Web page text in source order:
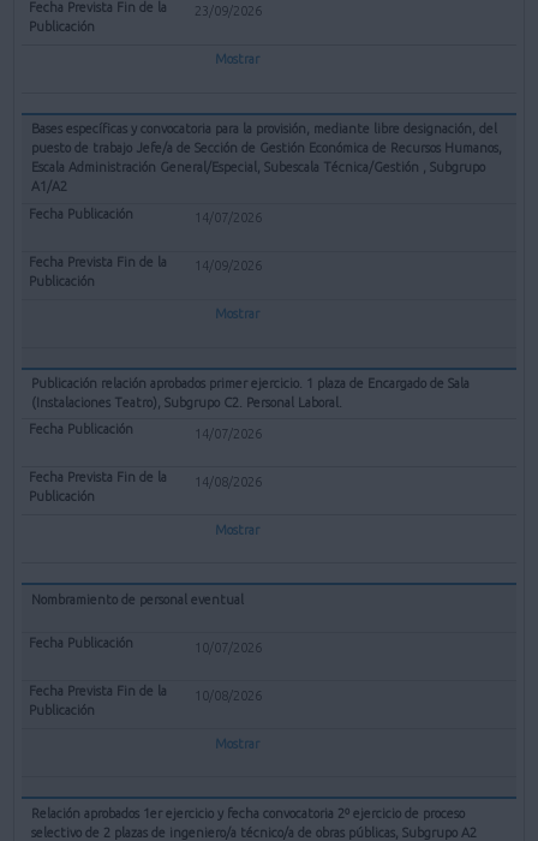
23/09/2026
Mostrar
Bases específicas y convocatoria para la provisión, mediante libre designación, del
puesto de trabajo Jefe/a de Sección de Gestión Económica de Recursos Humanos,
Escala Administración General/Especial, Subescala Técnica/Gestión , Subgrupo
A1/A2
14/07/2026
14/09/2026
Mostrar
Publicación relación aprobados primer ejercicio. 1 plaza de Encargado de Sala
(Instalaciones Teatro), Subgrupo C2. Personal Laboral.
14/07/2026
14/08/2026
Mostrar
Nombramiento de personal eventual
10/07/2026
10/08/2026
Mostrar
Relación aprobados 1er ejercicio y fecha convocatoria 2º ejercicio de proceso
selectivo de 2 plazas de ingeniero/a técnico/a de obras públicas, Subgrupo A2